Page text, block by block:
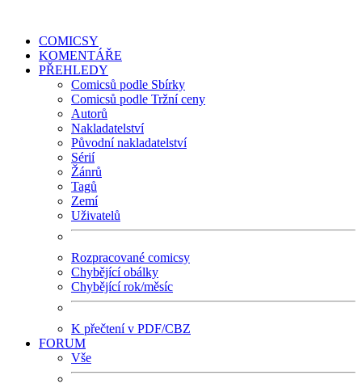
COMICSY
KOMENTÁŘE
PŘEHLEDY
Comicsů podle Sbírky
Comicsů podle Tržní ceny
Autorů
Nakladatelství
Původní nakladatelství
Sérií
Žánrů
Tagů
Zemí
Uživatelů
Rozpracované comicsy
Chybějící obálky
Chybějící rok/měsíc
K přečtení v PDF/CBZ
FORUM
Vše